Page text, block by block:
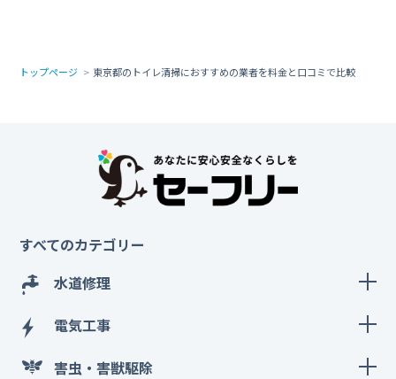
トップページ 東京都のトイレ清掃におすすめの業者を料金と口コミで比較
すべてのカテゴリー
水道修理
電気工事
害虫・害獣駆除